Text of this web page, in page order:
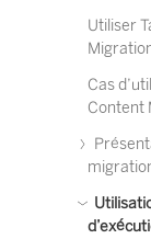
Utiliser
Cas
Content